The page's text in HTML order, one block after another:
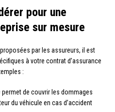
pour une
sur mesure
par les assureurs, il est
à votre contrat d’assurance
:
permet de couvrir les dommages
du véhicule en cas d’accident